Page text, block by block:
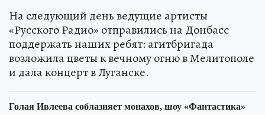
На следующий день ведущие артисты
«Русского Радио» отправились на Донбасс
поддержать наших ребят: агитбригада
возложила цветы к вечному огню в Мелитополе
и дала концерт в Луганске.